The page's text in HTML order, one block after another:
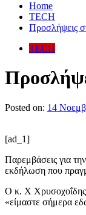
Home
TECH
Προσλήψεις
TECH
Posted on: 14
[ad_1]
Παρεμβάσεις για
εκδήλωση που
Ο κ. Χ Χρυσοχοΐδης
«είμαστε σήμερα